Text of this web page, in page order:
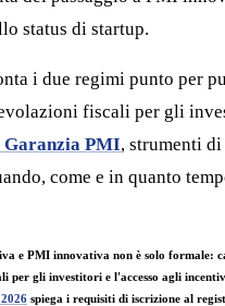
status di startup.
i due regimi punto per
fiscali per gli
Garanzia PMI, strumenti
come e in quanto
e PMI innovativa non è solo formale:
per gli investitori e l'accesso agli
spiega i requisiti di iscrizione al